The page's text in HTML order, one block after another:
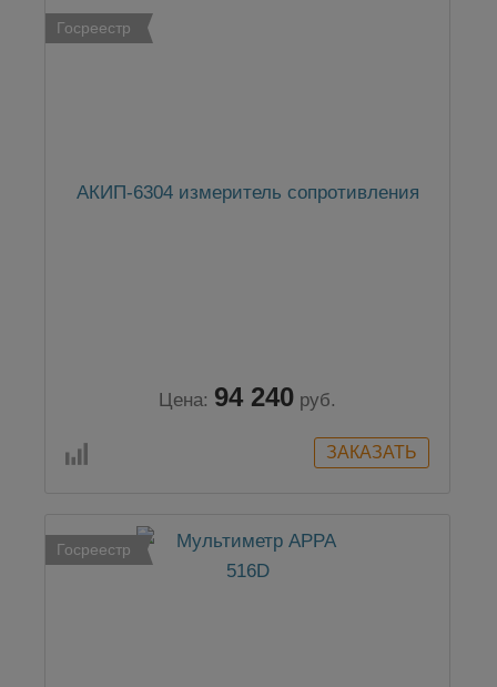
Госреестр
АКИП-6304 измеритель сопротивления
Цена: 94 240 руб.
Госреестр